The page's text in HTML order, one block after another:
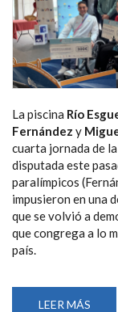
La piscina Río
Fernández y
cuarta jornada de la
disputada este
paralímpicos
impusieron en una
que se volvió a
que congrega a lo
país.
LEER MÁS